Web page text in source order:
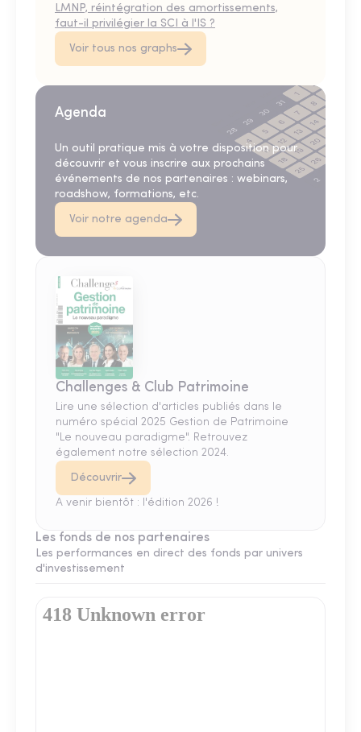
LMNP, réintégration des amortissements,
faut-il privilégier la SCI à l'IS ?
Voir tous nos graphs
Agenda
Un outil pratique mis à votre disposition pour
découvrir et vous inscrire aux prochains
événements de nos partenaires : webinars,
roadshow, formations, etc.
Voir notre agenda
Challenges & Club Patrimoine
Lire une sélection d'articles publiés dans le
numéro spécial 2025 Gestion de Patrimoine
"Le nouveau paradigme". Retrouvez
également notre sélection 2024.
Découvrir
A venir bientôt : l'édition 2026 !
Les fonds de nos partenaires
Les performances en direct des fonds par univers
d'investissement